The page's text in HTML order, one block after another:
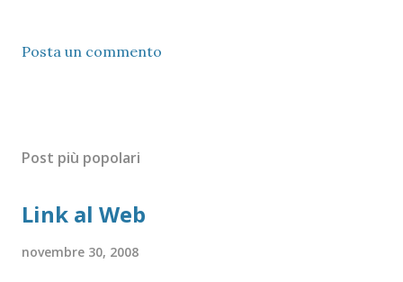
Posta un commento
Post più popolari
Link al Web
novembre 30, 2008